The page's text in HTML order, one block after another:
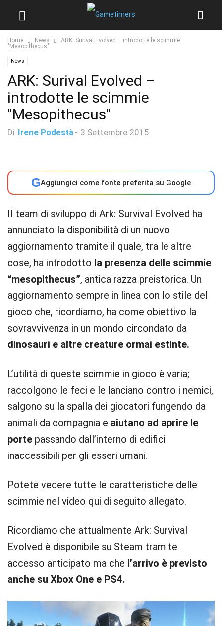
Home News
ARK: Surival Evolved – introdotte le scimmie
"Mesopithecus"
News
ARK: Surival Evolved –
introdotte le scimmie
"Mesopithecus"
Di Irene Podestà - 3 Settembre 2015
GAggiungici come fonte preferita su Google
Il team di sviluppo di Ark: Survival Evolved ha
annunciato la disponibilità di un nuovo
aggiornamento tramite il quale, tra le altre
cose, ha introdotto la presenza delle scimmie
“mesopithecus”, antica razza preistorica. Un
aggiornamento sempre in linea con lo stile del
gioco che, ricordiamo, ha come obiettivo la
sovravvivenza in un mondo circondato da
dinosauri e altre creature ormai estinte.
L’utilità di queste scimmie in gioco è varia;
raccolgono le feci e le lanciano contro i nemici,
salgono sulla spalla dei giocatori fungendo da
animali da compagnia e aiutano ad aprire le
porte passando dall’interno di edifici
inaccessibili per gli esseri umani.
Potete vedere tutte le caratteristiche delle
scimmie nel video qui di seguito allegato.
Ricordiamo che attualmente Ark: Survival
Evolved è disponibile su Steam tramite
accesso anticipato ma che l’arrivo è previsto
anche su Xbox One e PS4.